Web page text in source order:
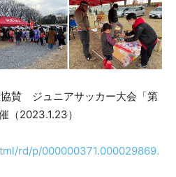
賛 ジュニアサッカー大会「第
（2023.1.23）
rd/p/000000371.000029869.